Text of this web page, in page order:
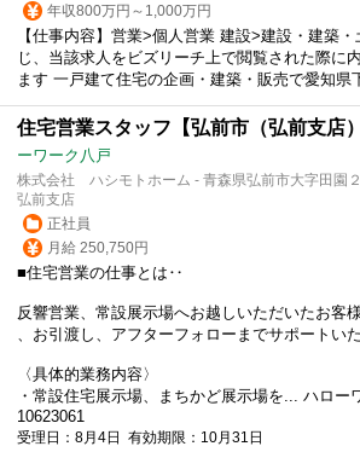
年収800万円～1,000万円
【仕事内容】営業>個人営業 建設>建設・建築
じ、当該求人をビズリーチ上で閲覧された際に
ます 一戸建て住宅の企画・建築・販売で愛知県
住宅営業スタッフ【弘前市（弘前支店）
ーワーク八戸
株式会社 ハシモトホーム - 青森県弘前市大字田園
弘前支店
正社員
月給 250,750円
■住宅営業の仕事とは‥
反響営業、常設展示場へお越しいただいたお客
、お引渡し、アフターフォローまでサポートい
〈具体的業務内容〉
・常設住宅展示場、まちかど展示場を... ハロー
10623061
受理日：8月4日 有効期限：10月31日